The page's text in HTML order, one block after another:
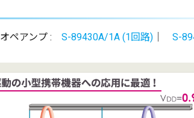
オペアンプ : S-89430A/1A (1回路) S-